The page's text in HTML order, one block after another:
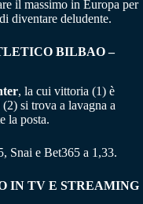
il massimo in Europa per
diventare deludente.
BILBAO –
, la cui vittoria (1) è
(2) si trova a lavagna a
la posta.
Snai e Bet365 a 1,33.
IN TV E STREAMING